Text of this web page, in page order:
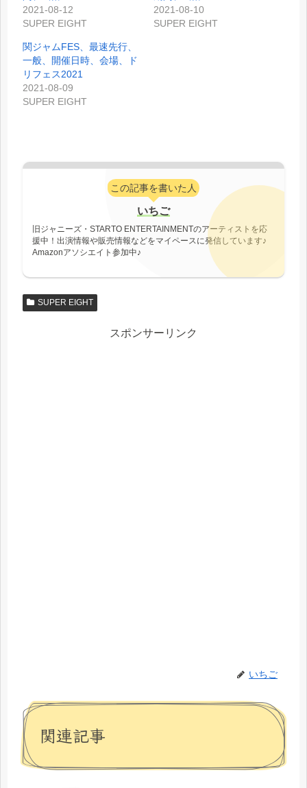
2021-08-12
SUPER EIGHT
2021-08-10
SUPER EIGHT
関ジャムFES、最速先行、
一般、開催日時、会場、ド
リフェス2021
2021-08-09
SUPER EIGHT
この記事を書いた人
いちご
旧ジャニーズ・STARTO ENTERTAINMENTのアーティストを応
援中！出演情報や販売情報などをマイペースに発信しています♪
Amazonアソシエイト参加中♪
SUPER EIGHT
スポンサーリンク
いちご
関連記事